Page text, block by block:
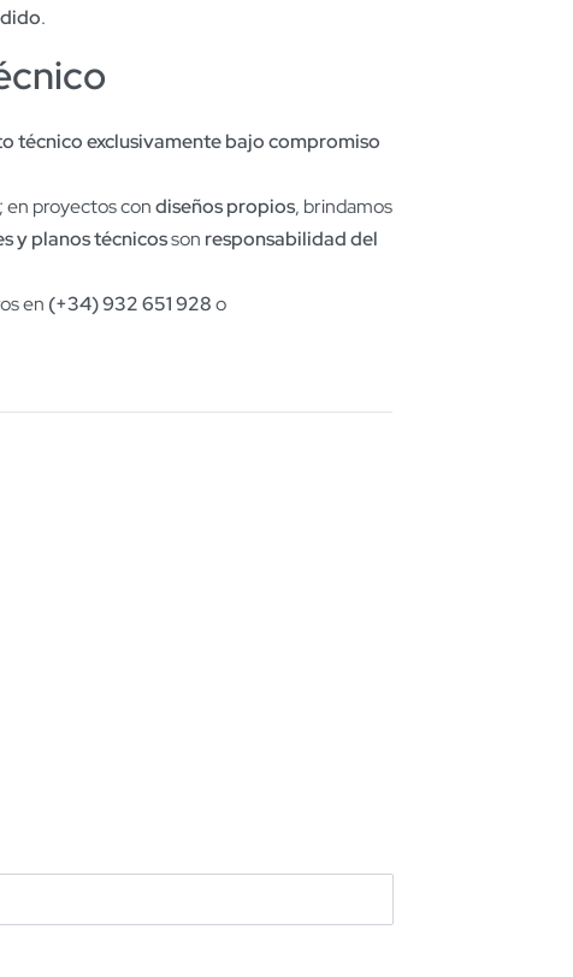
.
técnico exclusivamente bajo compromiso
; en proyectos condiseños propios, brindamos
y planos técnicosson responsabilidad del
en (+34) 932 651 928o